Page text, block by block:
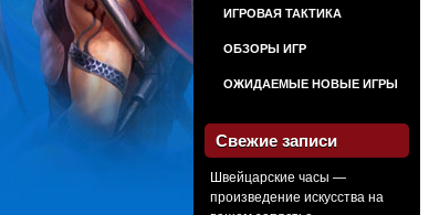
ИГРОВАЯ ТАКТИКА
ОБЗОРЫ ИГР
ОЖИДАЕМЫЕ НОВЫЕ ИГРЫ
Свежие записи
Швейцарские часы —
произведение искусства на